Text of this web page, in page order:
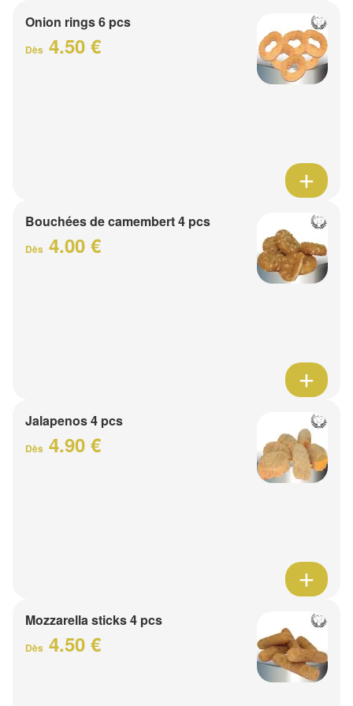
Onion rings 6 pcs
Dès 4.50 €
Bouchées de camembert 4 pcs
Dès 4.00 €
Jalapenos 4 pcs
Dès 4.90 €
Mozzarella sticks 4 pcs
Dès 4.50 €